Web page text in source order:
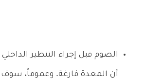
الصوم قبل إجراء التنظير
أن المعدة فارغة. وعموماً،